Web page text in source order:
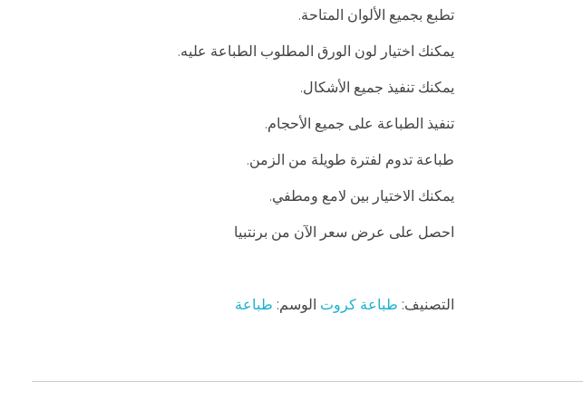
تطبع بجميع الألوان المتاحة.
يمكنك اختيار لون الورق المطلوب الطباعة عليه.
يمكنك تنفيذ جميع الأشكال.
تنفيذ الطباعة على جميع الأحجام.
طباعة تدوم لفترة طويلة من الزمن.
يمكنك الاختيار بين لامع ومطفي.
احصل على عرض سعر الآن من برنتبيا
التصنيف: طباعة كروت الوسم: طباعة